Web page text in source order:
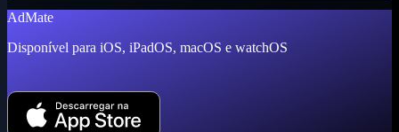
AdMate
Disponível para iOS, iPadOS, macOS e watchOS